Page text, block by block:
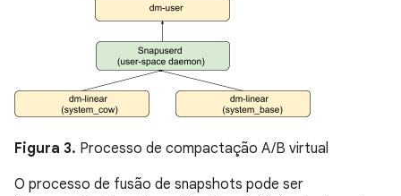
Figura 3. Processo de compactação A/B virtual
O processo de fusão de snapshots pode ser